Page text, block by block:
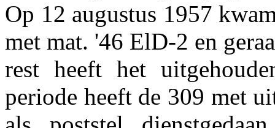
Op 12 augustus 1957
met mat. '46 ElD-2 en
rest heeft het
periode heeft de 309 met